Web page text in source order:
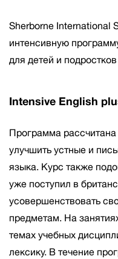
Sherborne International
интенсивную
для детей и
Intensive English
Программа рассчитана
улучшить устные и
языка. Курс также
уже поступил в
усовершенствовать
предметам. На
темах учебных
лексику. В течение